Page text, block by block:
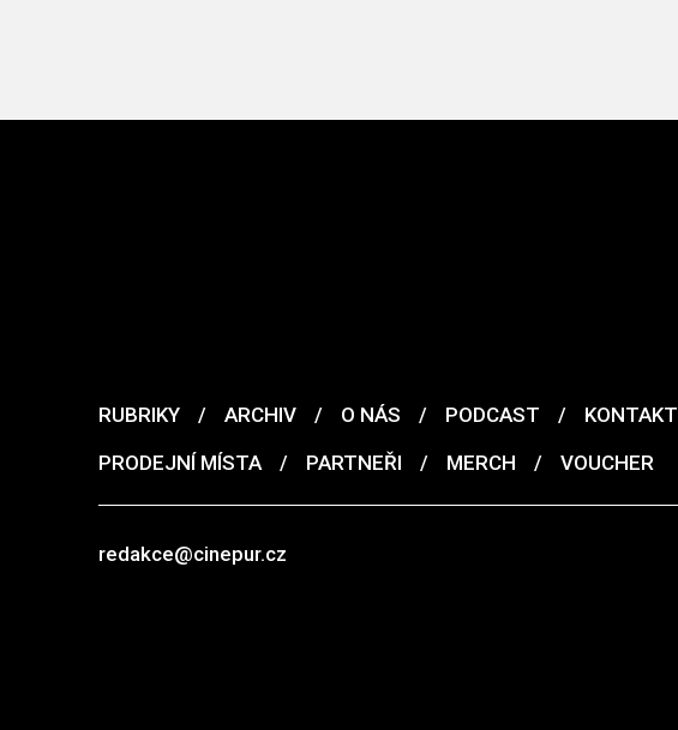
RUBRIKY / ARCHIV / O NÁS / PODCAST /
KONTAKT
PRODEJNÍ MÍSTA
/ PARTNEŘI / MERCH / VOUCHER
redakce@cinepur.cz